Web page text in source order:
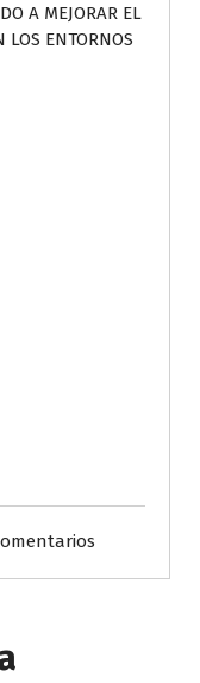
A MEJORAR EL
LOS ENTORNOS